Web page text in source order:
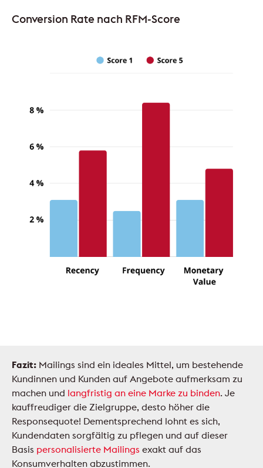
Conversion Rate nach RFM-Score
Fazit: Mailings sind ein ideales Mittel, um bestehende
Kundinnen und Kunden auf Angebote aufmerksam zu
machen und langfristig an eine Marke zu binden. Je
kauffreudiger die Zielgruppe, desto höher die
Responsequote! Dementsprechend lohnt es sich,
Kundendaten sorgfältig zu pflegen und auf dieser
Basis personalisierte Mailings exakt auf das
Konsumverhalten abzustimmen.